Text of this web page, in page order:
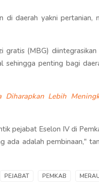
daerah yakni pertanian,
(MBG)
sehingga penting bagi
Diharapkan Lebih
pejabat Eselon IV di
adalah pembinaan,"
PEJABAT PEMKAB